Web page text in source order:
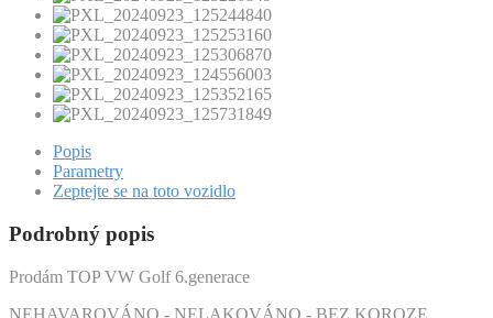
Popis
Parametry
Zeptejte se na toto vozidlo
Podrobný popis
Prodám TOP VW Golf 6.generace
NEHAVAROVÁNO - NELAKOVÁNO - BEZ KOROZE